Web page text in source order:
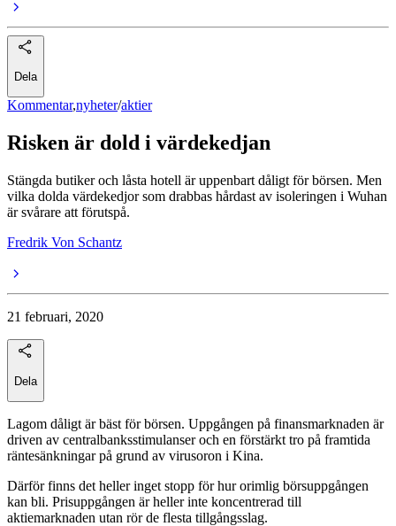
Dela
Kommentar,nyheter/aktier
Risken är dold i värdekedjan
Stängda butiker och låsta hotell är uppenbart dåligt för börsen. Men
vilka dolda värdekedjor som drabbas hårdast av isoleringen i Wuhan
är svårare att förutspå.
Fredrik Von Schantz
21 februari, 2020
Dela
Lagom dåligt är bäst för börsen. Uppgången på finansmarknaden är
driven av centralbanksstimulanser och en förstärkt tro på framtida
räntesänkningar på grund av virusoron i Kina.
Därför finns det heller inget stopp för hur orimlig börsuppgången
kan bli. Prisuppgången är heller inte koncentrerad till
aktiemarknaden utan rör de flesta tillgångsslag.